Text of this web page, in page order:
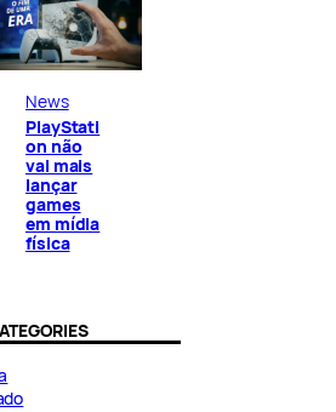
News
PlayStati
on não
vai mais
lançar
games
em mídia
física